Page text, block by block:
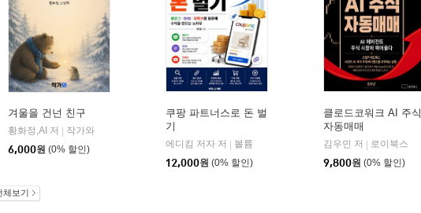
겨울을 건넌 친구
황화정,AI 저 | 작가와
6,000원 (0% 할인)
쿠팡 파트너스로 돈 벌
기
에디킴 저자 저 | 볼륨
12,000원 (0% 할인)
클로드코워크 AI 주식
자동매매
김우민 저 | 로이북스
9,800원 (0% 할인)
체보기